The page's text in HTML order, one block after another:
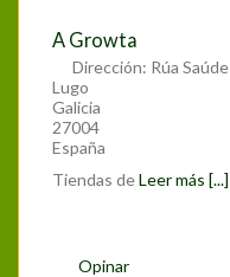
A Growta
Dirección: Rúa Saúde
Lugo
Galicia
27004
España
Tiendas deLeer más [...]
Opinar